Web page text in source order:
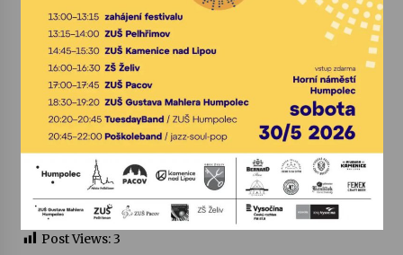
Post Views:3